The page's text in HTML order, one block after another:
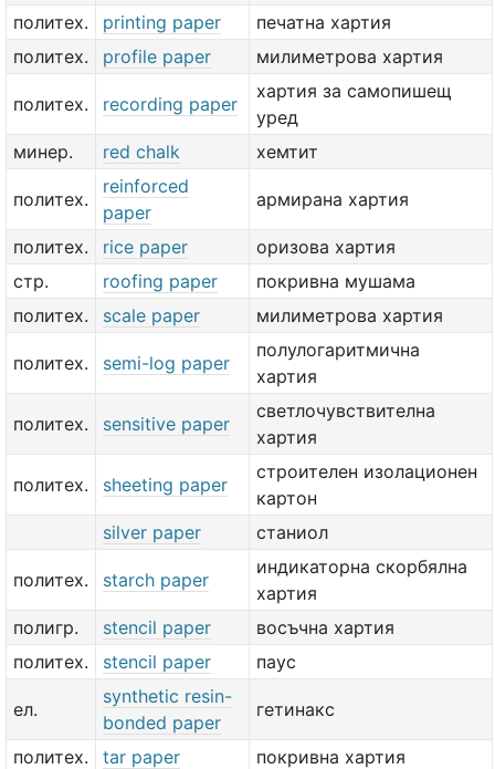
политех.
printing paper
печатна хартия
политех.
profile paper милиметрова хартия
политех. recording paper
хартия за самопишещ
уред
минер.
red chalk хемтит
политех.
reinforced
paper
армирана хартия
политех. rice paper
оризова хартия
стр.
roofing paper
покривна мушама
политех.
scale paper милиметрова хартия
политех. semi-log paper
полулогаритмична
хартия
политех. sensitive paper
светлочувствителна
хартия
политех. sheeting paper
строителен изолационен
картон
silver paper
станиол
политех. starch paper
индикаторна скорбялна
хартия
полигр.
stencil paper
восъчна хартия
политех.
stencil paper паус
ел.
synthetic resin-
bonded paper
гетинакс
политех. tar paper
покривна хартия